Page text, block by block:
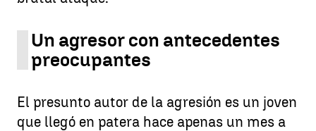
Un agresor con antecedentes
preocupantes
El presunto autor de la agresión es un joven
que llegó en patera hace apenas un mes a